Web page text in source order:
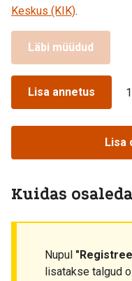
Keskus (KIK).
Läbi müüdud
Lisa annetus
Lisa
Kuidas
Nupul
lisatakse talgud